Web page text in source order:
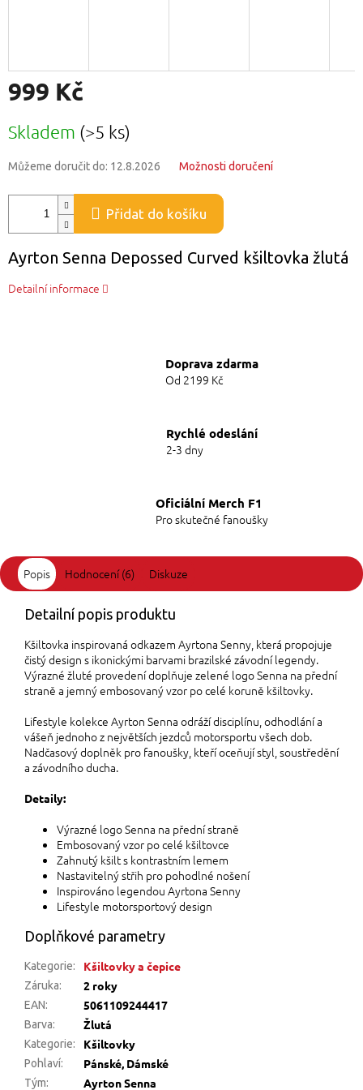
999 Kč
cena:
Skladem (>5 ks)
Můžeme doručit do: 12.8.2026 Možnosti doručení
Přidat do košíku
Ayrton Senna Depossed Curved kšiltovka žlutá
Detailní informace
Doprava zdarma
Od 2199 Kč
Rychlé odeslání
2-3 dny
Oficiální Merch F1
Pro skutečné fanoušky
Popis Hodnocení (6) Diskuze
Detailní popis produktu
Kšiltovka inspirovaná odkazem Ayrtona Senny, která propojuje
čistý design s ikonickými barvami brazilské závodní legendy.
Výrazné žluté provedení doplňuje zelené logo Senna na přední
straně a jemný embosovaný vzor po celé koruně kšiltovky.
Lifestyle kolekce Ayrton Senna odráží disciplínu, odhodlání a
vášeň jednoho z největších jezdců motorsportu všech dob.
Nadčasový doplněk pro fanoušky, kteří oceňují styl, soustředění
a závodního ducha.
Detaily:
Výrazné logo Senna na přední straně
Embosovaný vzor po celé kšiltovce
Zahnutý kšilt s kontrastním lemem
Nastavitelný střih pro pohodlné nošení
Inspirováno legendou Ayrtona Senny
Lifestyle motorsportový design
Doplňkové parametry
Kategorie: Kšiltovky a čepice
Záruka: 2 roky
EAN: 5061109244417
Barva: Žlutá
Kategorie: Kšiltovky
Pohlaví: Pánské, Dámské
Tým: Ayrton Senna